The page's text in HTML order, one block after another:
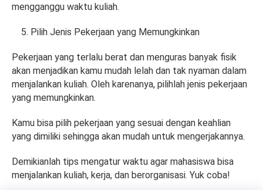
mengganggu waktu kuliah.
Pilih Jenis Pekerjaan yang Memungkinkan
Pekerjaan yang terlalu berat dan menguras banyak fisik
akan menjadikan kamu mudah lelah dan tak nyaman dalam
menjalankan kuliah. Oleh karenanya, pilihlah jenis pekerjaan
yang memungkinkan.
Kamu bisa pilih pekerjaan yang sesuai dengan keahlian
yang dimiliki sehingga akan mudah untuk mengerjakannya.
Demikianlah tips mengatur waktu agar mahasiswa bisa
menjalankan kuliah, kerja, dan berorganisasi. Yuk coba!